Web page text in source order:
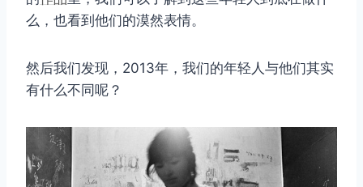
么，也看到他们的漠然表情。
然后我们发现，2013年，我们的年轻人与他们其实
有什么不同呢？